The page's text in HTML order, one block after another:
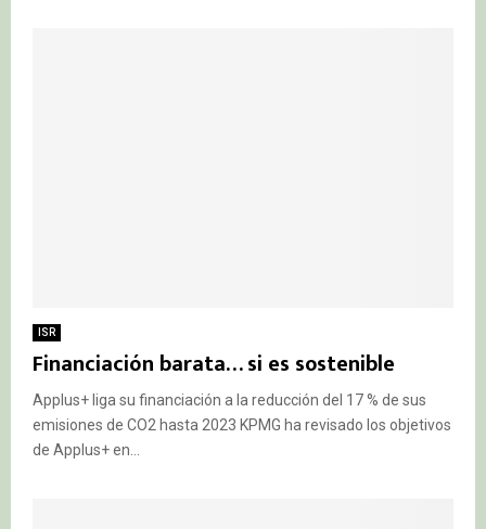
ISR
Financiación barata… si es sostenible
Applus+ liga su financiación a la reducción del 17 % de sus
emisiones de CO2 hasta 2023 KPMG ha revisado los objetivos
de Applus+ en...